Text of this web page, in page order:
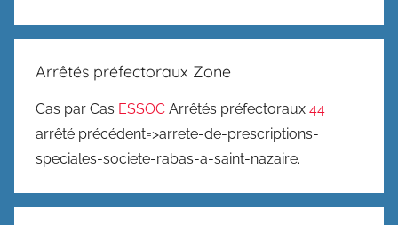
Arrêtés préfectoraux Zone
Cas par Cas ESSOC Arrêtés préfectoraux 44
arrêté précédent=>arrete-de-prescriptions-
speciales-societe-rabas-a-saint-nazaire.